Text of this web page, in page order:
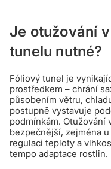
Je otužování
tunelu nutné?
Fóliový tunel je
prostředkem – chrání
působením větru,
postupně vystavuje
podmínkám. Otužování
bezpečnější, zejména
regulaci teploty a
tempo adaptace rostlin.